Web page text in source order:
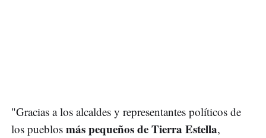
"Gracias a los alcaldes y representantes políticos de
los pueblos más pequeños de Tierra Estella,